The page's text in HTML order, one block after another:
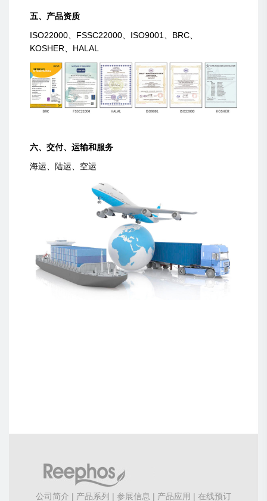
五、产品资质
ISO22000、FSSC22000、ISO9001、BRC、
KOSHER、HALAL
六、交付、运输和服务
海运、陆运、空运
公司简介 | 产品系列 | 参展信息 | 产品应用 | 在线预订